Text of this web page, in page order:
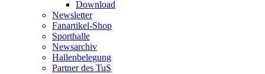
Download
Newsletter
Fanartikel-Shop
Sporthalle
Newsarchiv
Hallenbelegung
Partner des TuS